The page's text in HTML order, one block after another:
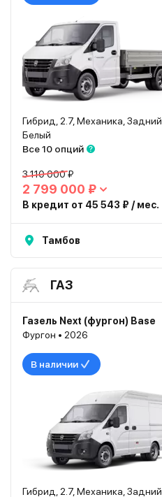
Гибрид, 2.7, Механика, Задний,
Белый
Все 10 опций
3 110 000 ₽
2 799 000 ₽
В кредит от 45 543 ₽ / мес.
Тамбов
ГАЗ
Газель Next (фургон) Base
Фургон • 2026
В наличии
Гибрид, 2.7, Механика, Задний,